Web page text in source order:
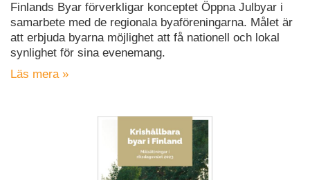
Finlands Byar förverkligar konceptet Öppna Julbyar i
samarbete med de regionala byaföreningarna. Målet är
att erbjuda byarna möjlighet att få nationell och lokal
synlighet för sina evenemang.
Läs mera »